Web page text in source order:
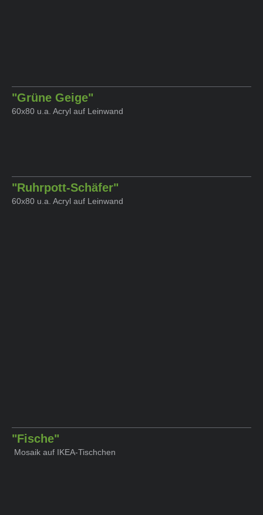
"Grüne Geige"
60x80 u.a. Acryl auf Leinwand
"Ruhrpott-Schäfer"
60x80 u.a. Acryl auf Leinwand
"Fische"
Mosaik auf IKEA-Tischchen